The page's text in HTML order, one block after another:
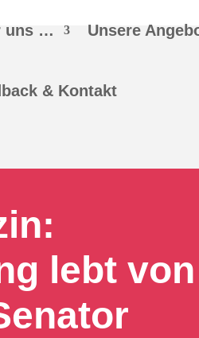
uns … Unsere
& Kontakt
lebt von